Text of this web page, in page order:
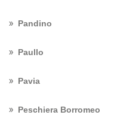
Pandino
Paullo
Pavia
Peschiera Borromeo